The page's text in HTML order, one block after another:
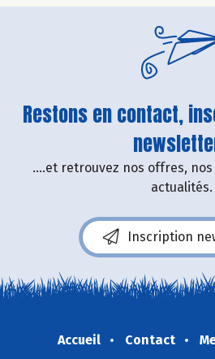
Restons en contact,
....et retrouvez nos offres,
actualités.
Inscription
Accueil Contact